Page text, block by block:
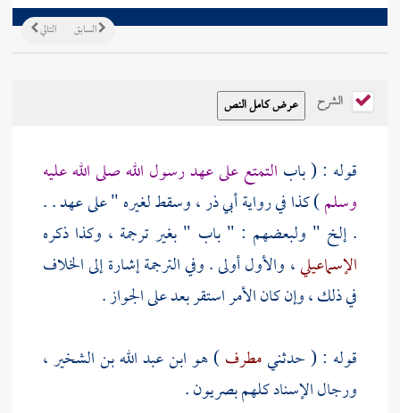
التالي السابق
الشرح
قوله : ( باب التمتع على عهد رسول الله صلى الله عليه
وسلم) كذا في روايةأبي ذر، وسقط لغيره " على عهد . .
. إلخ " ولبعضهم : " باب " بغير ترجمة ، وكذا ذكره
الإسماعيلي، والأول أولى . وفي الترجمة إشارة إلى الخلاف
في ذلك ، وإن كان الأمر استقر بعد على الجواز .
قوله : ( حدثنيمطرف) هو ابن عبد الله بن الشخير ،
ورجال الإسناد كلهم بصريون .